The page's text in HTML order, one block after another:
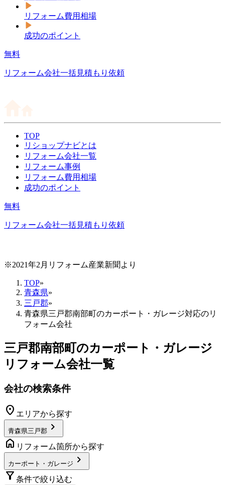
リフォーム費用相場
成功のポイント
無料
リフォーム会社一括見積もり依頼
TOP
リショップナビとは
リフォーム会社一覧
リフォーム事例
リフォーム費用相場
成功のポイント
無料
リフォーム会社一括見積もり依頼
※2021年2月リフォーム産業新聞より
TOP»
青森県»
三戸郡»
青森県三戸郡南部町のカーポート・ガレージ対応のリ
フォーム会社
三戸郡南部町のカーポート・ガレージ
リフォーム会社一覧
会社の検索条件
location_on エリアから探す
青森県三戸郡 chevron_right
home リフォーム箇所から探す
カーポート・ガレージ chevron_right
filter_alt 条件で絞り込む